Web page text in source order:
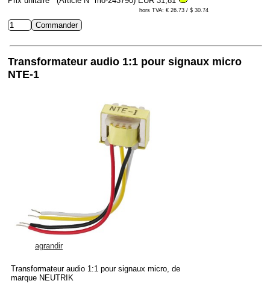
hors TVA: € 26.73 / $ 30.74
Transformateur audio 1:1 pour signaux micro
NTE-1
agrandir
Transformateur audio 1:1 pour signaux micro, de
marque NEUTRIK